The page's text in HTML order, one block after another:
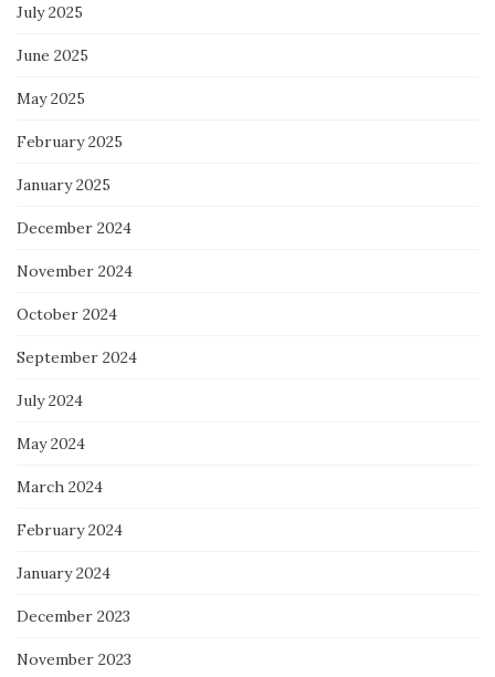
July 2025
June 2025
May 2025
February 2025
January 2025
December 2024
November 2024
October 2024
September 2024
July 2024
May 2024
March 2024
February 2024
January 2024
December 2023
November 2023